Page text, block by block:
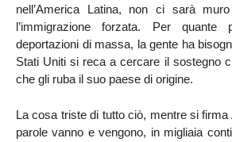
nell’America Latina, non ci sarà
l’immigrazione forzata. Per quante
deportazioni di massa, la gente ha
Stati Uniti si reca a cercare il sostegno
che gli ruba il suo paese di origine.
La cosa triste di tutto ciò, mentre si
parole vanno e vengono, in migliaia